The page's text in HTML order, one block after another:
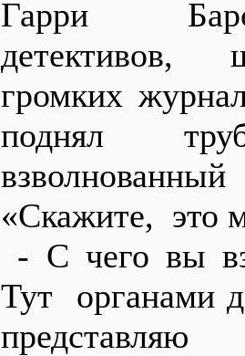
Гарри
детективов,
громких
поднял
«Скажите, это
- С чего вы
Тут органами